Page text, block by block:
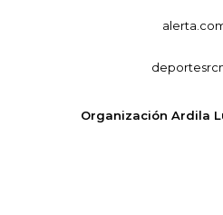
Organización Ardila